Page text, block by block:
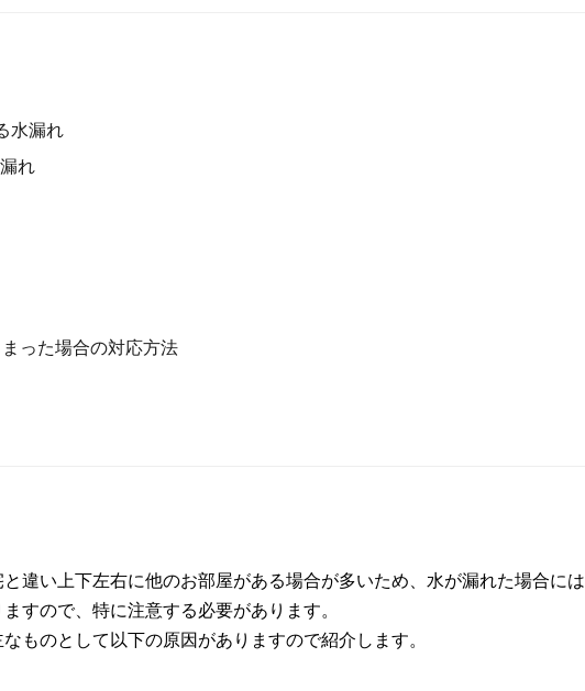
水漏れ
れ
った場合の対応方法
違い上下左右に他のお部屋がある場合が多いため、水が漏れた場合に
すので、特に注意する必要があります。
ものとして以下の原因がありますので紹介します。